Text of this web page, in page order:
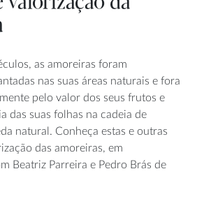
as amoreiras foram
nas suas áreas naturais e fora
pelo valor dos seus frutos e
das suas folhas na cadeia de
natural. Conheça estas e outras
das amoreiras, em
Beatriz Parreira e Pedro Brás de